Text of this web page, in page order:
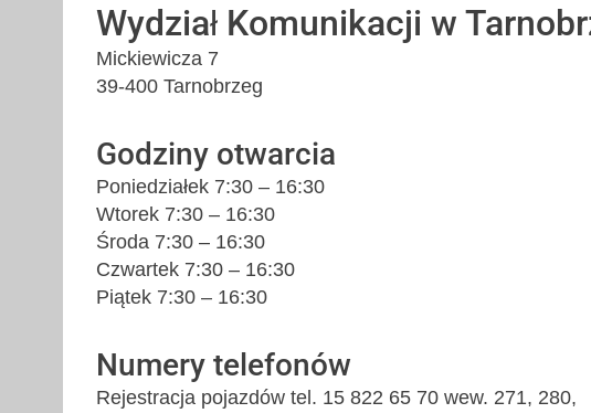
Wydział Komunikacji w
Mickiewicza 7
39-400 Tarnobrzeg
Godziny otwarcia
Poniedziałek 7:30 – 16:30
Wtorek 7:30 – 16:30
Środa 7:30 – 16:30
Czwartek 7:30 – 16:30
Piątek 7:30 – 16:30
Numery telefonów
Rejestracja pojazdów tel. 15 822 65 70 wew. 271, 280,